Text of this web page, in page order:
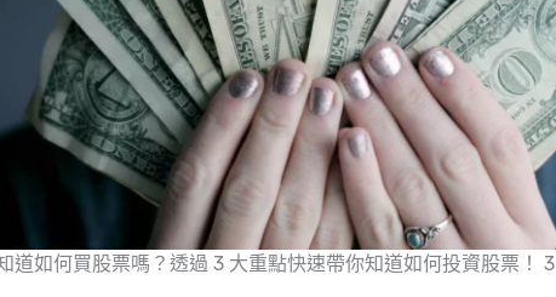
道如何買股票嗎？透過 3 大重點快速帶你知道如何投資股票！ 3